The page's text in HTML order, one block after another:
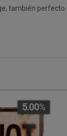
también perfecto
5.00%